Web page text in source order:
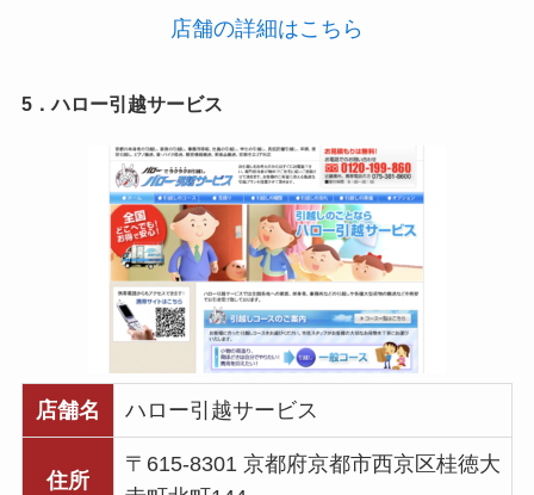
店舗の詳細はこちら
5．ハロー引越サービス
店舗名 ハロー引越サービス
住所
〒615-8301 京都府京都市西京区桂徳大